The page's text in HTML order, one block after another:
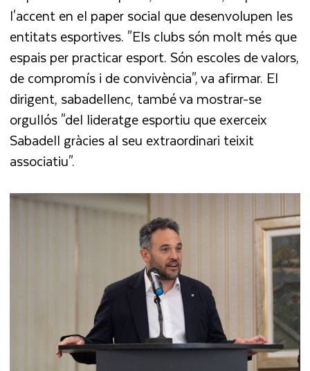
l'accent en el paper social que desenvolupen les
entitats esportives. "Els clubs són molt més que
espais per practicar esport. Són escoles de valors,
de compromís i de convivència", va afirmar. El
dirigent, sabadellenc, també va mostrar-se
orgullós "del lideratge esportiu que exerceix
Sabadell gràcies al seu extraordinari teixit
associatiu".